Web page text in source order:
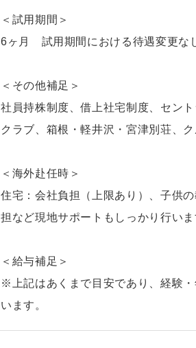
＜試用期間＞
6ヶ月 試用期間における待遇変更な
＜その他補足＞
社員持株制度、借上社宅制度、セン
クラブ、箱根・軽井沢・宮津別荘、
＜海外赴任時＞
住宅：会社負担（上限あり）、子供
担など現地サポートもしっかり行いま
＜給与補足＞
※上記はあくまで目安であり、経験
います。